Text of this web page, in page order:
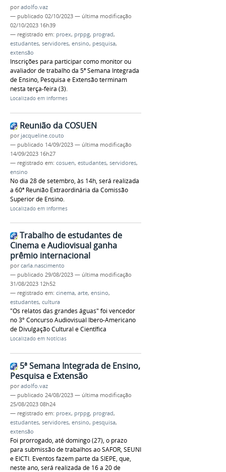
poradolfo.vaz
— publicado 02/10/2023 — última modificação
02/10/2023 16h39
— registrado em: proex, prppg, prograd,
estudantes, servidores, ensino, pesquisa,
extensão
Inscrições para participar como monitor ou
avaliador de trabalho da 5ª Semana Integrada
de Ensino, Pesquisa e Extensão terminam
nesta terça-feira (3).
Localizado em Informes
Reunião da COSUEN
por jacqueline.couto
— publicado 14/09/2023 — última modificação
14/09/2023 16h27
— registrado em: cosuen, estudantes, servidores,
ensino
No dia 28 de setembro, às 14h, será realizada
a 60ª Reunião Extraordinária da Comissão
Superior de Ensino.
Localizado em Informes
Trabalho de estudantes de
Cinema e Audiovisual ganha
prêmio internacional
porcarla.nascimento
— publicado 29/08/2023 — última modificação
31/08/2023 12h52
— registrado em: cinema, arte, ensino,
estudantes, cultura
"Os relatos das grandes águas" foi vencedor
no 3º Concurso Audiovisual Ibero-Americano
de Divulgação Cultural e Científica
Localizado em Notícias
5ª Semana Integrada de Ensino,
Pesquisa e Extensão
poradolfo.vaz
— publicado 24/08/2023 — última modificação
25/08/2023 08h24
— registrado em: proex, prppg, prograd,
estudantes, servidores, ensino, pesquisa,
extensão
Foi prorrogado, até domingo (27), o prazo
para submissão de trabalhos ao SAFOR, SEUNI
e EICTI. Eventos fazem parte da SIEPE, que,
neste ano, será realizada de 16 a 20 de